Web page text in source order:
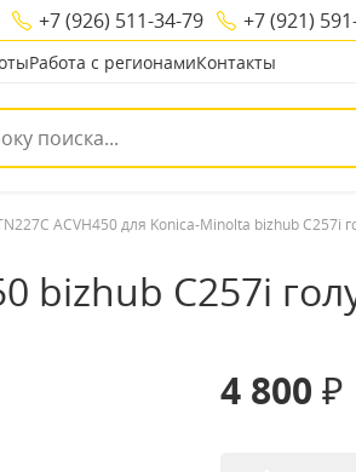
+7 (926) 511-34-79 +7 (921)
Работа с регионамиКонтакты
ACVH450 для Konica-Minolta bizhub C257i
bizhub C257i
4 800 ₽